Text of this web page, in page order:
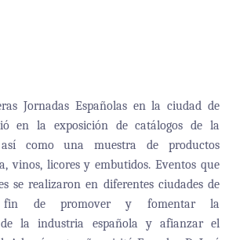
Jornadas Españolas en la ciudad de
en la exposición de catálogos de la
como una muestra de productos
vinos, licores y embutidos. Eventos que
se realizaron en diferentes ciudades de
fin de promover y fomentar la
de la industria española y afianzar el